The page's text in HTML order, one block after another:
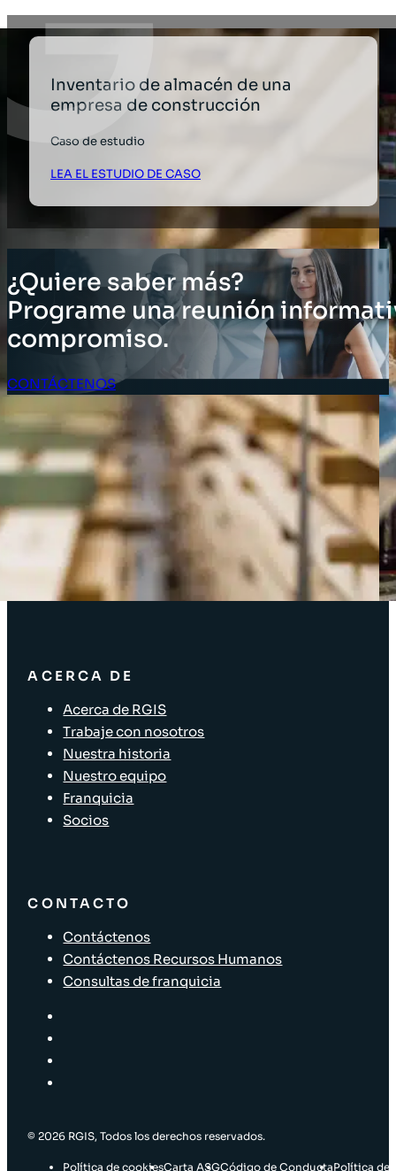
Inventario de almacén de una
empresa de construcción
Caso de estudio
LEA EL ESTUDIO DE CASO
¿Quiere saber más?
Programe una reunión
compromiso.
CONTÁCTENOS
Acceso Clientes
SOLUCIONES
Soluciones de inventario
Soluciones empresariales
Soluciones para la cadena de suministro
Etiquetado de activos
Soluciones para el sector minorista
ACERCA DE
Acerca de RGIS
Trabaje con nosotros
Nuestra historia
Nuestro equipo
Franquicia
Socios
CONTACTO
Contáctenos
Contáctenos Recursos Humanos
Consultas de franquicia
© 2026 RGIS, Todos los derechos reservados.
Política de cookiesCarta ASGCódigo de ConductaPolítica de